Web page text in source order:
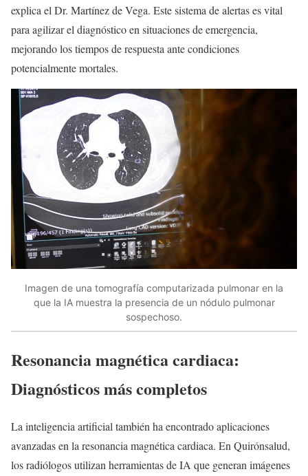
explica el Dr. Martínez de Vega. Este sistema de alertas es vital
para agilizar el diagnóstico en situaciones de emergencia,
mejorando los tiempos de respuesta ante condiciones
potencialmente mortales.
Imagen de una tomografía computarizada pulmonar en la
que la IA muestra la presencia de un nódulo pulmonar
sospechoso.
Resonancia magnética cardiaca:
Diagnósticos más completos
La inteligencia artificial también ha encontrado aplicaciones
avanzadas en la resonancia magnética cardiaca. En Quirónsalud,
los radiólogos utilizan herramientas de IA que generan imágenes